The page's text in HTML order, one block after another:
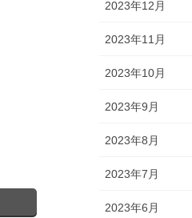
2023年12月
2023年11月
2023年10月
2023年9月
2023年8月
2023年7月
2023年6月